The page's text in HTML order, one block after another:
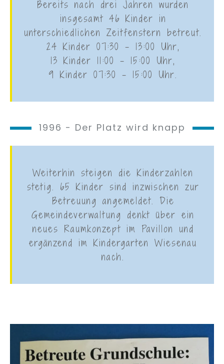
Bereits nach drei Jahren wurden
insgesamt 46 Kinder in
unterschiedlichen Zeitfenstern betreut.
24 Kinder 07:30 - 13:00 Uhr,
13 Kinder 11:00 - 15:00 Uhr,
9 Kinder 07:30 - 15:00 Uhr.
1996 - Der Platz wird knapp
Weiterhin steigen die Kinderzahlen
stetig. 65 Kinder sind inzwischen zur
Betreuung angemeldet. Die
Gemeindeverwaltung denkt über ein
neues Raumkonzept im Pavillon und
ergänzend im Kindergarten Wiesenau
nach.